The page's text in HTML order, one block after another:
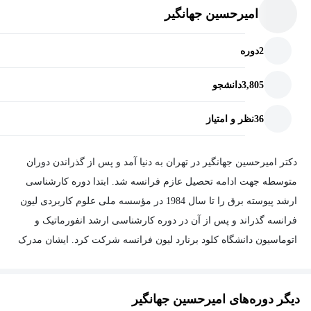
امیرحسین جهانگیر
2دوره
3,805دانشجو
36نظر و امتیاز
دکتر امیرحسین جهانگیر در تهران به دنیا آمد و پس از گذراندن دوران
متوسطه جهت ادامه تحصیل عازم فرانسه شد. ابتدا دوره کارشناسی
ارشد پیوسته برق را تا سال 1984 در مؤسسه ملی علوم کاربردی لیون
فرانسه گذراند و پس از آن در دوره کارشناسی ارشد انفورماتیک و
اتوماسیون دانشگاه کلود برنارد لیون فرانسه شرکت کرد. ایشان مدرک
دیگر دوره‌های امیرحسین جهانگیر